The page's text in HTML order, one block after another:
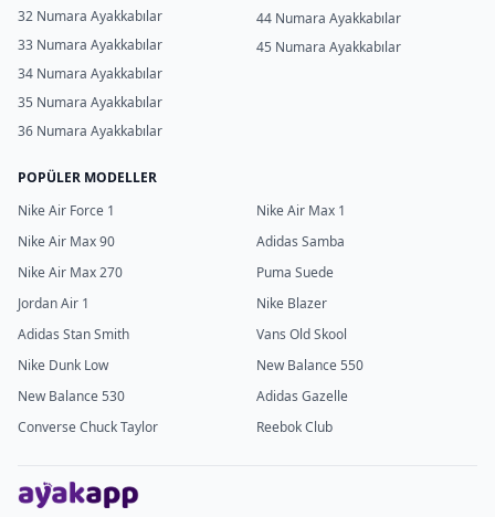
32 Numara Ayakkabılar
33 Numara Ayakkabılar
34 Numara Ayakkabılar
35 Numara Ayakkabılar
36 Numara Ayakkabılar
44 Numara Ayakkabılar
45 Numara Ayakkabılar
POPÜLER MODELLER
Nike Air Force 1
Nike Air Max 90
Nike Air Max 270
Jordan Air 1
Adidas Stan Smith
Nike Dunk Low
New Balance 530
Converse Chuck Taylor
Nike Air Max 1
Adidas Samba
Puma Suede
Nike Blazer
Vans Old Skool
New Balance 550
Adidas Gazelle
Reebok Club